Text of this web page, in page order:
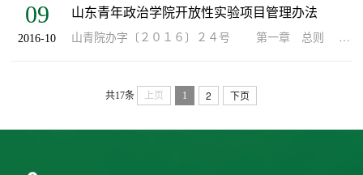
09
2016-10
山东青年政治学院开放性实验项目管理办法
山青院办字〔２０１６〕２４号 第一章 总则 第一条 开放性实验是培养学生实践能力、创新意识与创新精神，提升应用型人才培养质量的重要教学环节。为促进...
共17条 上页 1 2 下页